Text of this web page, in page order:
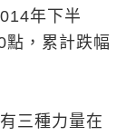
年下半
，累計跌幅
三種力量在